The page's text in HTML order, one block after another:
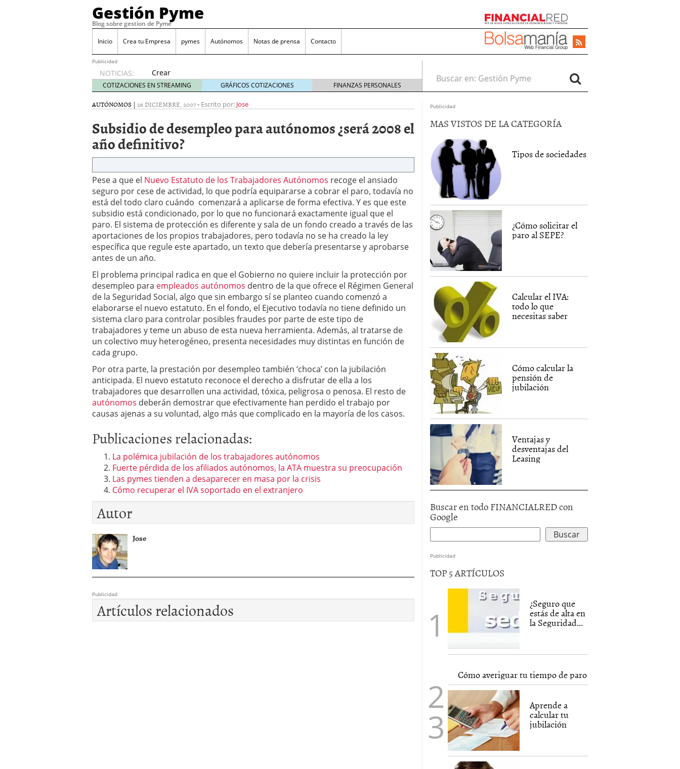
Gestión Pyme
Blog sobre gestion de Pyme
Inicio Crea tu Empresa pymes Autónomos Notas de prensa Contacto
Publicidad
NOTICIAS:
Crear
empresa
online vs
proceso
ventajas
reales
para
2026
Sobres de cartón: una inversión rentable para las pymes que venden online
septiembre 4, 2025
Cómo convertir tu negocio en un ecommerce exitoso junio 20, 2025
Los CRM: Impulsores de la Transformación Empresarial mayo 14, 2025
Reubicación internacional: guía rápida para trasladar empleados sin
errores abril 10, 2025
COTIZACIONES EN STREAMING GRÁFICOS COTIZACIONES FINANZAS PERSONALES
Buscar en:
AUTÓNOMOS | 26 DICIEMBRE, 2007- Escrito por: Jose
Subsidio de desempleo para autónomos ¿será 2008 el
año definitivo?
Pese a que el Nuevo Estatuto de los Trabajadores Autónomos recoge el ansiado
seguro por cese de actividad, lo que podría equipararse a cobrar el paro, todavía no
está del todo claro cuándo comenzará a aplicarse de forma efectiva. Y es que este
subsidio está condicionado, por lo que no funcionará exactamente igual que el
paro. El sistema de protección es diferente y sala de un fondo creado a través de las
aportaciones de los propios trabajadores, pero todavía no se ha creado la ley
específica que regule este apartado, un texto que debería presentarse y aprobarse
antes de un año.
El problema principal radica en que el Gobierno no quiere incluir la protección por
desempleo para empleados autónomos dentro de la que ofrece el Régimen General
de la Seguridad Social, algo que sin embargo sí se planteo cuando comenzó a
elaborarse el nuevo estatuto. En el fondo, el Ejecutivo todavía no tiene definido un
sistema claro para controlar posibles fraudes por parte de este tipo de
trabajadores y teme un abuso de esta nueva herramienta. Además, al tratarse de
un colectivo muy heterogéneo, presenta necesidades muy distintas en función de
cada grupo.
Por otra parte, la prestación por desempleo también ‘choca’ con la jubilación
anticipada. El nuevo estatuto reconoce el derecho a disfrutar de ella a los
trabajadores que desarrollen una actividad, tóxica, peligrosa o penosa. El resto de
autónomos deberán demostrar que efectivamente han perdido el trabajo por
causas ajenas a su voluntad, algo más que complicado en la mayoría de los casos.
Publicaciones relacionadas:
La polémica jubilación de los trabajadores autónomos
Fuerte pérdida de los afiliados autónomos, la ATA muestra su preocupación
Las pymes tienden a desaparecer en masa por la crisis
Cómo recuperar el IVA soportado en el extranjero
Autor
Jose
Publicidad
Artículos relacionados
Publicidad
MAS VISTOS DE LA CATEGORÍA
Tipos de sociedades
¿Cómo solicitar el
paro al SEPE?
Calcular el IVA:
todo lo que
necesitas saber
Cómo calcular la
pensión de
jubilación
Ventajas y
desventajas del
Leasing
Buscar en todo FINANCIALRED con
Google
Publicidad
TOP 5 ARTÍCULOS
¿Seguro que
estás de alta en
la Seguridad...
Cómo averiguar tu tiempo de paro
Aprende a
calcular tu
jubilación